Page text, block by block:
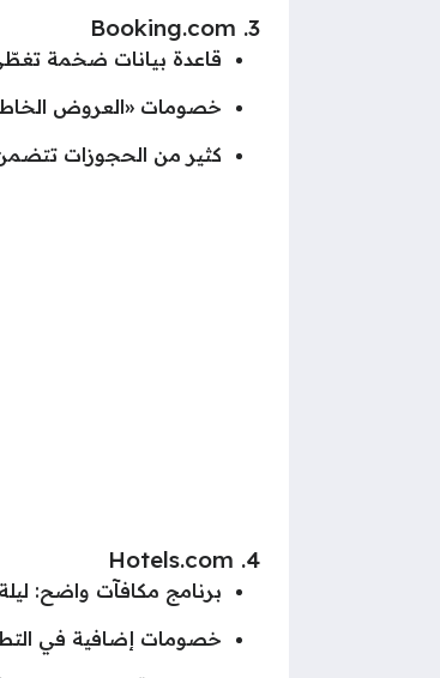
3. Booking.com
قاعدة بيانات ضخمة تغطّي
خصومات «العروض الخاطفة» قد تصل
كثير من الحجوزات
4. Hotels.com
برنامج مكافآت واضح:
خصومات إضافية في